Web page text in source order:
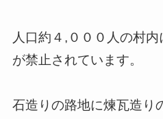
人口約４,０００人の村
が禁止されています。
石造りの路地に煉瓦造り